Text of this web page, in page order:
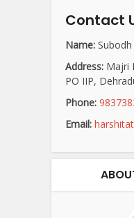
Contact
Name:
Address: Majri
PO IIP,
Phone:
Email: